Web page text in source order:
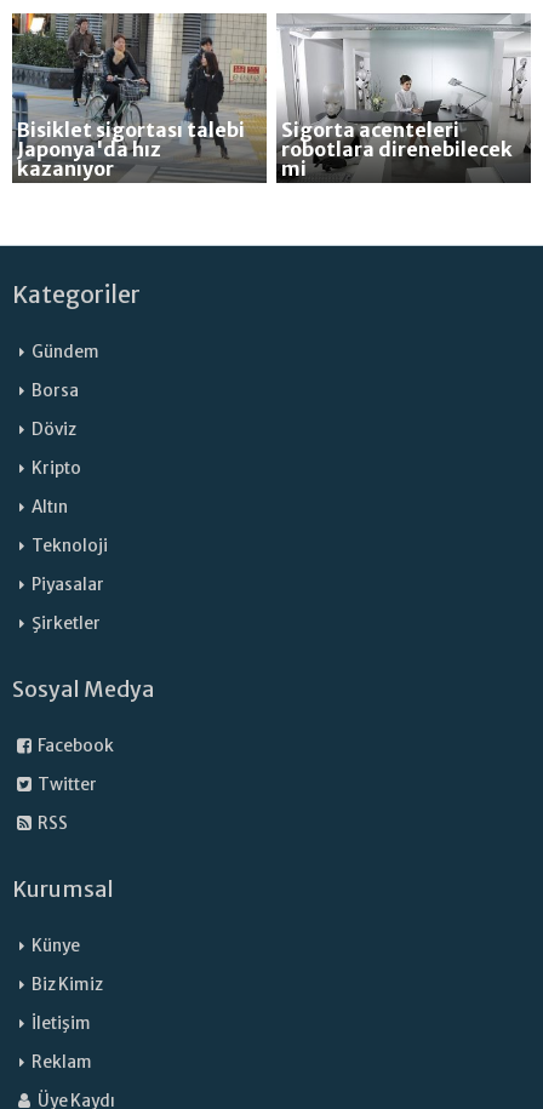
Bisiklet sigortası talebi
Japonya'da hız
kazanıyor
Sigorta acenteleri
robotlara direnebilecek
mi
Kategoriler
Gündem
Borsa
Döviz
Kripto
Altın
Teknoloji
Piyasalar
Şirketler
Sosyal Medya
Facebook
Twitter
RSS
Kurumsal
Künye
Biz Kimiz
İletişim
Reklam
Üye Kaydı